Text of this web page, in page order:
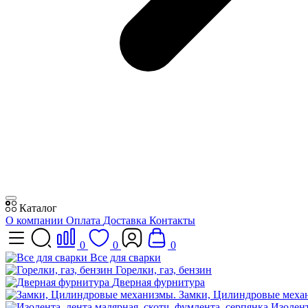
Каталог
О компании Оплата Доставка Контакты
0 0
0
Все для сварки
Горелки, газ, бензин
Дверная фурнитура
Замки, Цилиндровые